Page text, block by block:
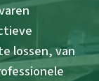
lossen, van